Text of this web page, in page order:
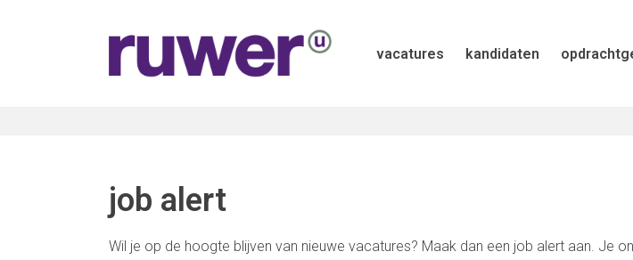
vacatures kandidaten
job alert
Wil je op de hoogte blijven van nieuwe vacatures? Maak dan een job alert aan. Je